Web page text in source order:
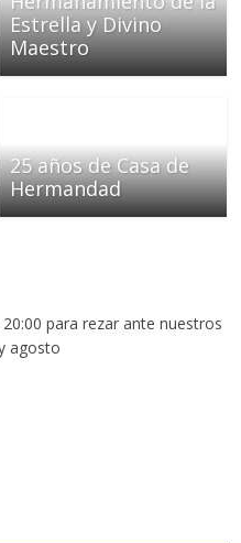
Estrella y Divino
Maestro
25 años de Casa de
Hermandad
para rezar ante nuestros
agosto